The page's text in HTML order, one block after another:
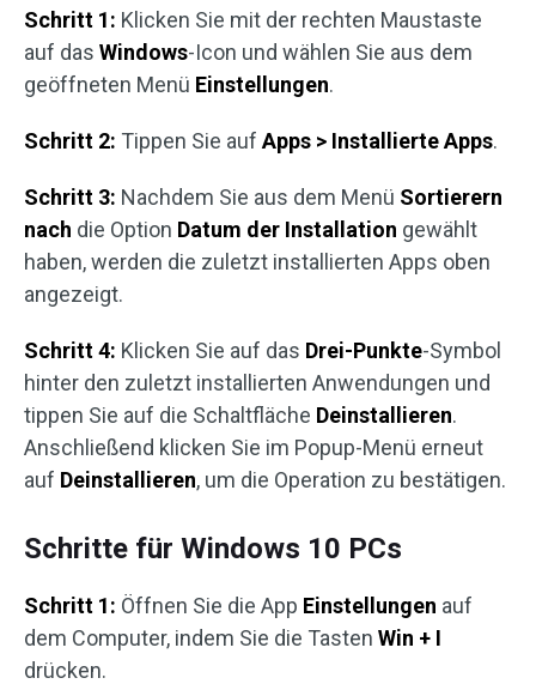
Schritt 1: Klicken Sie mit der rechten Maustaste
auf das Windows-Icon und wählen Sie aus dem
geöffneten Menü Einstellungen.
Schritt 2: Tippen Sie auf Apps > Installierte Apps.
Schritt 3: Nachdem Sie aus dem Menü Sortierern
nach die Option Datum der Installation gewählt
haben, werden die zuletzt installierten Apps oben
angezeigt.
Schritt 4: Klicken Sie auf das Drei-Punkte-Symbol
hinter den zuletzt installierten Anwendungen und
tippen Sie auf die Schaltfläche Deinstallieren.
Anschließend klicken Sie im Popup-Menü erneut
auf Deinstallieren, um die Operation zu bestätigen.
Schritte für Windows 10 PCs
Schritt 1: Öffnen Sie die App Einstellungen auf
dem Computer, indem Sie die Tasten Win + I
drücken.